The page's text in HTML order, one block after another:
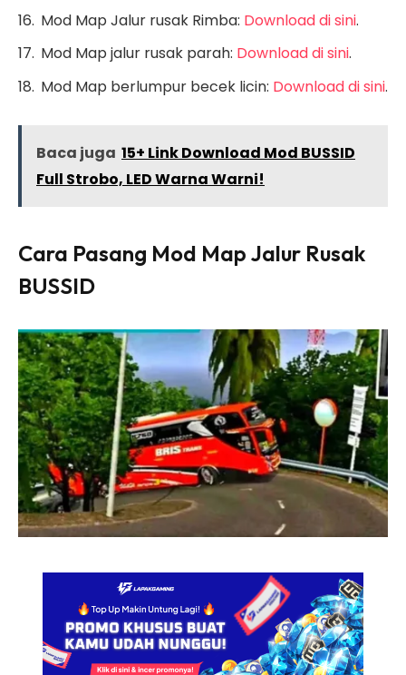
Mod Map Jalur rusak Rimba: Download di sini.
Mod Map jalur rusak parah: Download di sini.
Mod Map berlumpur becek licin: Download di sini.
Baca juga 15+ Link Download Mod BUSSID
Full Strobo, LED Warna Warni!
Cara Pasang Mod Map Jalur Rusak
BUSSID